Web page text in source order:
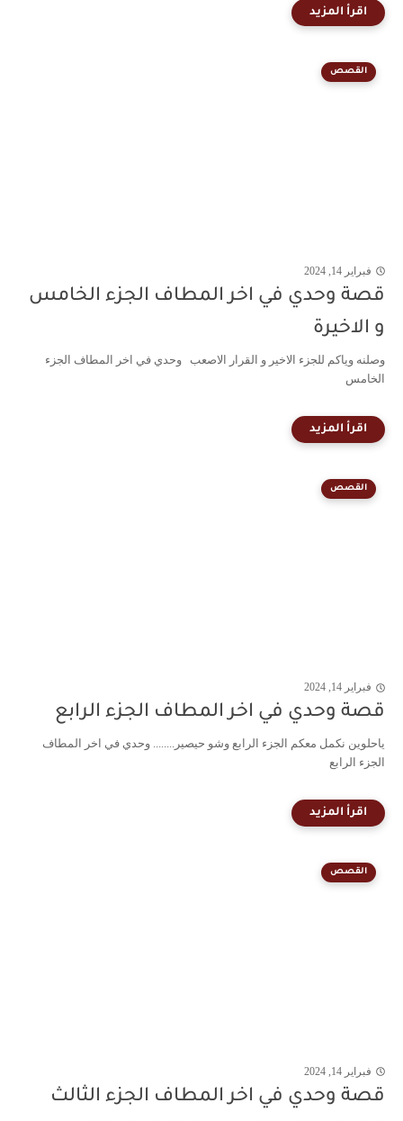
القصص
فبراير 14, 2024
قصة وحدي في اخر المطاف الجزء الخامس
و الاخيرة
وصلنه وياكم للجزء الاخير و القرار الاصعب وحدي في اخر المطاف الجزء
الخامس
القصص
فبراير 14, 2024
قصة وحدي في اخر المطاف الجزء الرابع
ياحلوين نكمل معكم الجزء الرابع وشو حيصير........ وحدي في اخر المطاف
الجزء الرابع
القصص
فبراير 14, 2024
قصة وحدي في اخر المطاف الجزء الثالث